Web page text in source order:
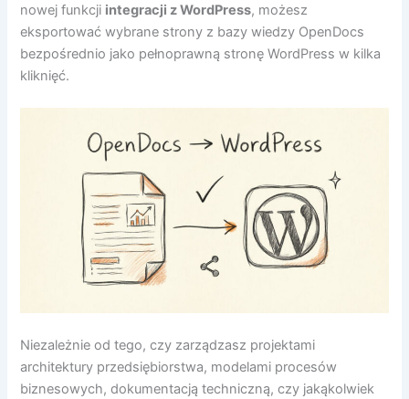
nowej funkcji integracji z WordPress, możesz
eksportować wybrane strony z bazy wiedzy OpenDocs
bezpośrednio jako pełnoprawną stronę WordPress w kilka
kliknięć.
Niezależnie od tego, czy zarządzasz projektami
architektury przedsiębiorstwa, modelami procesów
biznesowych, dokumentacją techniczną, czy jakąkolwiek